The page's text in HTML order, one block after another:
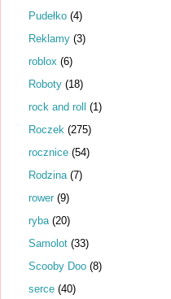
Pudełko (4)
Reklamy (3)
roblox (6)
Roboty (18)
rock and roll (1)
Roczek (275)
rocznice (54)
Rodzina (7)
rower (9)
ryba (20)
Samolot (33)
Scooby Doo (8)
serce (40)